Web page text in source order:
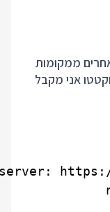
ממקומות
אני מקבל